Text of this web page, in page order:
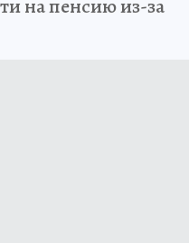
на пенсию из-за